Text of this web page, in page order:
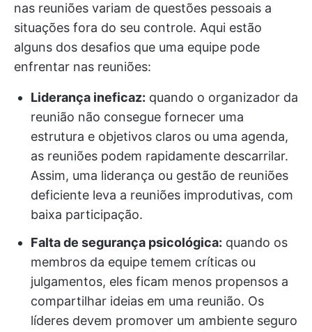
nas reuniões variam de questões pessoais a
situações fora do seu controle. Aqui estão
alguns dos desafios que uma equipe pode
enfrentar nas reuniões:
Liderança ineficaz: quando o organizador da
reunião não consegue fornecer uma
estrutura e objetivos claros ou uma agenda,
as reuniões podem rapidamente descarrilar.
Assim, uma liderança ou gestão de reuniões
deficiente leva a reuniões improdutivas, com
baixa participação.
Falta de segurança psicológica: quando os
membros da equipe temem críticas ou
julgamentos, eles ficam menos propensos a
compartilhar ideias em uma reunião. Os
líderes devem promover um ambiente seguro